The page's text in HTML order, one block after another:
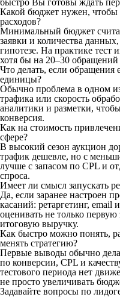
быстро Вы готовы ждать
Какой бюджет нужен, чтобы
расходов?
Минимальный бюджет
заявки и количества
гипотезе. На практике тест
хотя бы на 20–30
Что делать, если обращения
единицы?
Обычно проблема в одном
трафика или скорость
аналитики и разметки,
конверсия.
Как на стоимость
сфере?
В высокий сезон аукцион
трафик дешевле, но с
лучше с запасом по CPL и
спроса.
Имеет ли смысл запускать
Да, если заранее настроен
касаний: ретаргетинг,
оценивать не только первую
итоговую выручку.
Как быстро можно понять,
менять стратегию?
Первые выводы обычно
по конверсии, CPL и
тестового периода нет
не просто увеличивать
Задавайте вопросы по